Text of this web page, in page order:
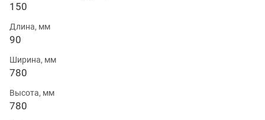
150
Длина, мм
90
Ширина, мм
780
Высота, мм
780